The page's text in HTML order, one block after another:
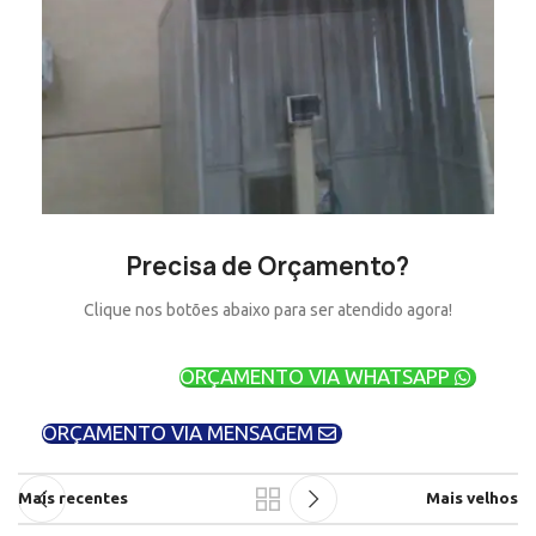
Precisa de Orçamento?
Clique nos botões abaixo para ser atendido agora!
ORÇAMENTO VIA WHATSAPP
ORÇAMENTO VIA MENSAGEM
Mais recentes Mais velhos